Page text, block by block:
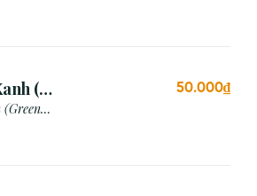
(3
(Green
50.000₫